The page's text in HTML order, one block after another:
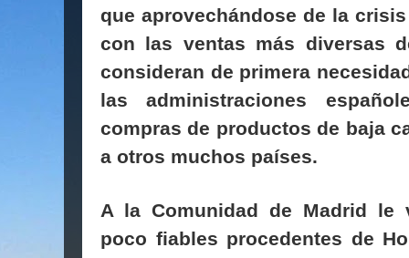
que aprovechándose de la
con las ventas más diversas
consideran de primera
las administraciones
compras de productos de baja
a otros muchos países.
A la Comunidad de Madrid le
poco fiables procedentes de